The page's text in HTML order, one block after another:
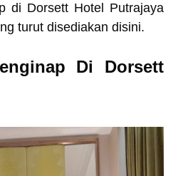
di Dorsett Hotel Putrajaya
turut disediakan disini.
Di Dorsett